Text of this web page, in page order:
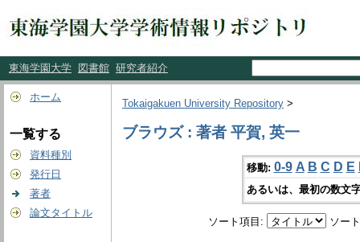
東海学園大学 図書館 研究者紹介
ホーム
一覧する
資料種別
発行日
著者
論文タイトル
Tokaigakuen University Repository >
ブラウズ : 著者 平賀, 英一
移動: 0-9 A B C D E
あるいは、最初の数文
ソート項目: ソー